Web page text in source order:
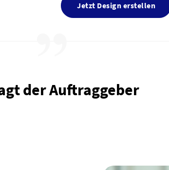
Jetzt Design erstellen
der Auftraggeber